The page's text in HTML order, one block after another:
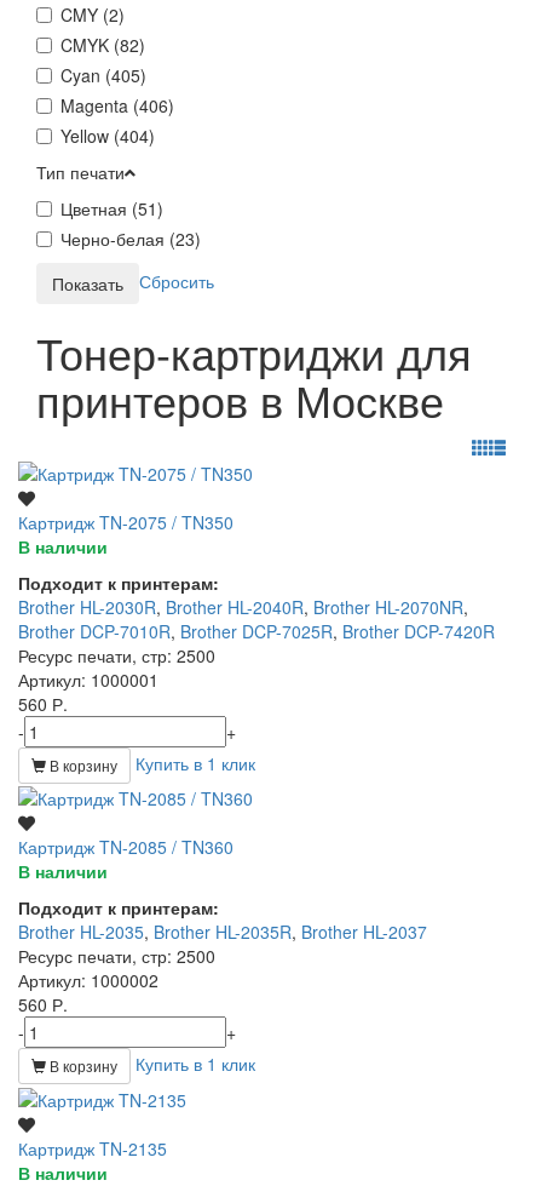
CMY (2)
CMYK (82)
Cyan (405)
Magenta (406)
Yellow (404)
Тип печати
Цветная (51)
Черно-белая (23)
Сбросить
Тонер-картриджи для
принтеров в Москве
Картридж TN-2075 / TN350
В наличии
Подходит к принтерам:
Brother HL-2030R, Brother HL-2040R, Brother HL-2070NR,
Brother DCP-7010R, Brother DCP-7025R, Brother DCP-7420R
Ресурс печати, стр: 2500
Артикул: 1000001
560 Р.
-
+
В корзину Купить в 1 клик
Картридж TN-2085 / TN360
В наличии
Подходит к принтерам:
Brother HL-2035, Brother HL-2035R, Brother HL-2037
Ресурс печати, стр: 2500
Артикул: 1000002
560 Р.
-
+
В корзину Купить в 1 клик
Картридж TN-2135
В наличии